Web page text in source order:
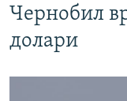
Чернобил
долари